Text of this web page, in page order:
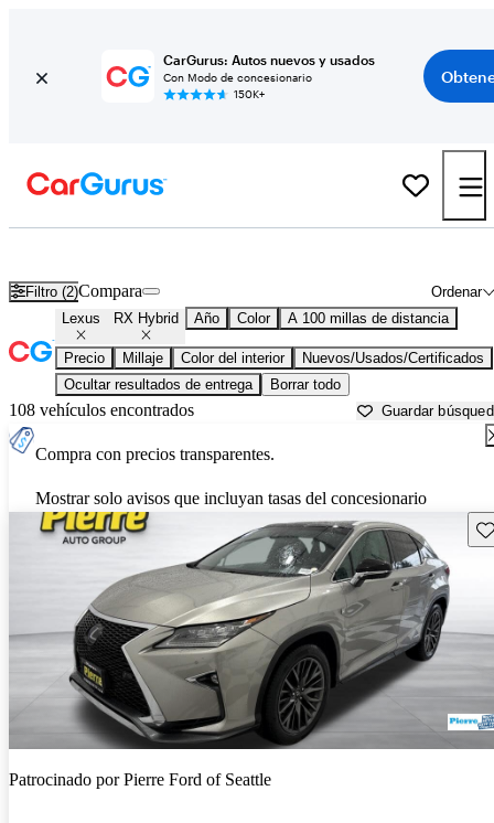
CarGurus: Autos nuevos y usados
Con Modo de concesionario
150K+
Filtro (2) Ordenar
Compara
Lexus RX Hybrid Año Color A 100 millas de distancia
Precio Millaje Color del interior
Nuevos/Usados/Certificados
Ocultar resultados de entrega
Borrar todo
108 vehículos encontrados Guardar
Compra con precios transparentes.
Mostrar solo avisos que incluyan tasas del concesionario
Patrocinado porPierre Ford of Seattle